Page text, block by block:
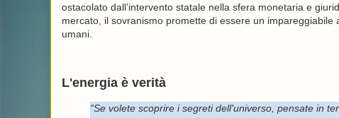
ostacolato dall’intervento statale nella sfera monetaria e
mercato, il sovranismo promette di essere un
umani.
L'energia è verità
“Se volete scoprire i segreti dell'universo, pensate in